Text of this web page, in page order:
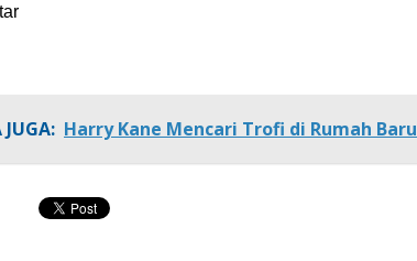
JUGA: Harry Kane Mencari Trofi di Rumah Baru